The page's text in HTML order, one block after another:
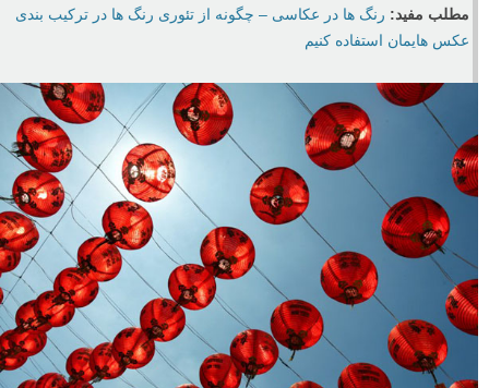
مطلب مفید: رنگ ها در عکاسی – چگونه از تئوری رنگ ها در ترکیب بندی
عکس هایمان استفاده کنیم